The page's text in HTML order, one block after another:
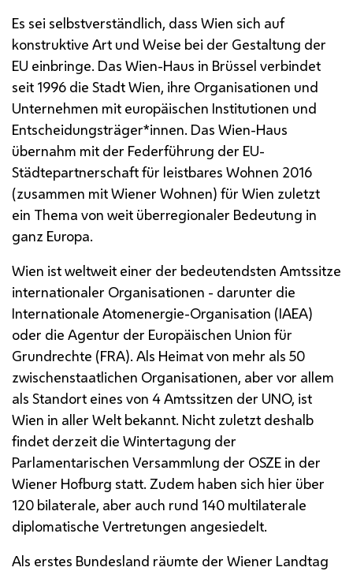
Es sei selbstverständlich, dass Wien sich auf
konstruktive Art und Weise bei der Gestaltung der
EU einbringe. Das Wien-Haus in Brüssel verbindet
seit 1996 die Stadt Wien, ihre Organisationen und
Unternehmen mit europäischen Institutionen und
Entscheidungsträger*innen. Das Wien-Haus
übernahm mit der Federführung der EU-
Städtepartnerschaft für leistbares Wohnen 2016
(zusammen mit Wiener Wohnen) für Wien zuletzt
ein Thema von weit überregionaler Bedeutung in
ganz Europa.
Wien ist weltweit einer der bedeutendsten Amtssitze
internationaler Organisationen - darunter die
Internationale Atomenergie-Organisation (IAEA)
oder die Agentur der Europäischen Union für
Grundrechte (FRA). Als Heimat von mehr als 50
zwischenstaatlichen Organisationen, aber vor allem
als Standort eines von 4 Amtssitzen der UNO, ist
Wien in aller Welt bekannt. Nicht zuletzt deshalb
findet derzeit die Wintertagung der
Parlamentarischen Versammlung der OSZE in der
Wiener Hofburg statt. Zudem haben sich hier über
120 bilaterale, aber auch rund 140 multilaterale
diplomatische Vertretungen angesiedelt.
Als erstes Bundesland räumte der Wiener Landtag